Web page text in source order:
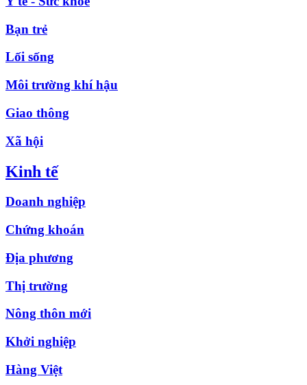
Bạn trẻ
Lối sống
Môi trường khí hậu
Giao thông
Xã hội
Kinh tế
Doanh nghiệp
Chứng khoán
Địa phương
Thị trường
Nông thôn mới
Khởi nghiệp
Hàng Việt